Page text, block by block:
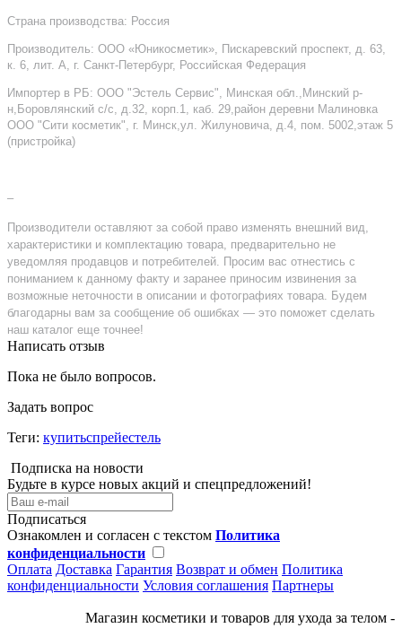
Страна производства: Россия
Производитель: ООО «Юникосметик», Пискаревский проспект, д. 63,
к. 6, лит. А, г. Санкт-Петербург, Российская Федерация
Импортер в РБ: ООО "Эстель Сервис", Минская обл.,Минский р-
н,Боровлянский с/с, д.32, корп.1, каб. 29,район деревни Малиновка
ООО "Сити косметик", г. Минск,ул. Жилуновича, д.4, пом. 5002,этаж 5
(пристройка)
–
Производители оставляют за собой право изменять внешний вид,
характеристики и комплектацию товара, предварительно не
уведомляя продавцов и потребителей. Просим вас отнестись с
пониманием к данному факту и заранее приносим извинения за
возможные неточности в описании и фотографиях товара. Будем
благодарны вам за сообщение об ошибках — это поможет сделать
наш каталог еще точнее!
Написать отзыв
Пока не было вопросов.
Задать вопрос
Теги: купитьспрейестель
Подписка на новости
Будьте в курсе новых акций и спецпредложений!
Подписаться
Ознакомлен и согласен с текстом Политика
конфиденциальности
Оплата Доставка Гарантия Возврат и обмен Политика
конфиденциальности Условия соглашения Партнеры
Магазин косметики и товаров для ухода за телом -